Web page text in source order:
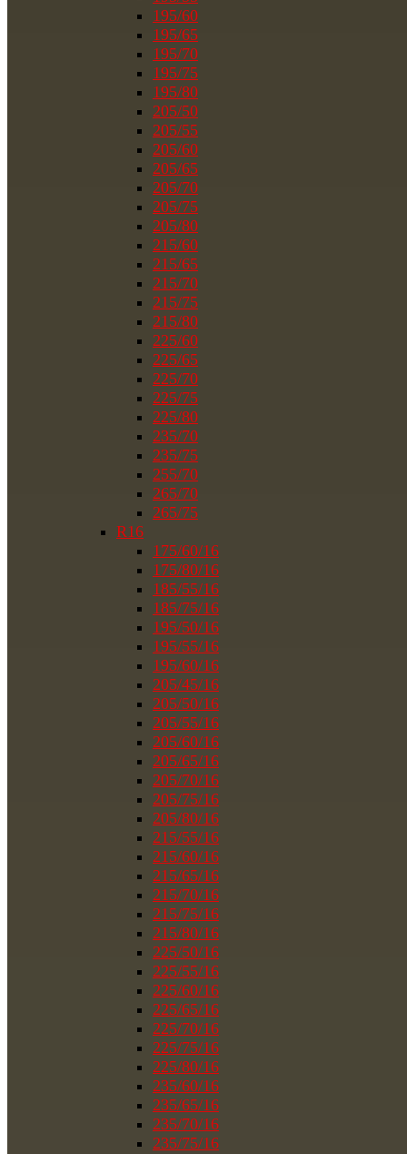
195/60
195/65
195/70
195/75
195/80
205/50
205/55
205/60
205/65
205/70
205/75
205/80
215/60
215/65
215/70
215/75
215/80
225/60
225/65
225/70
225/75
225/80
235/70
235/75
255/70
265/70
265/75
R16
175/60/16
175/80/16
185/55/16
185/75/16
195/50/16
195/55/16
195/60/16
205/45/16
205/50/16
205/55/16
205/60/16
205/65/16
205/70/16
205/75/16
205/80/16
215/55/16
215/60/16
215/65/16
215/70/16
215/75/16
215/80/16
225/50/16
225/55/16
225/60/16
225/65/16
225/70/16
225/75/16
225/80/16
235/60/16
235/65/16
235/70/16
235/75/16